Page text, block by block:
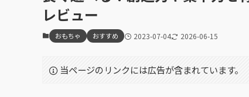
レビュー
おもちゃ おすすめ 2023-07-04 2026-06-15
当ページのリンクには広告が含まれています。